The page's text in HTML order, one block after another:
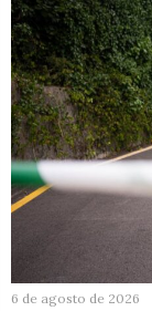
6 de agosto de 2026